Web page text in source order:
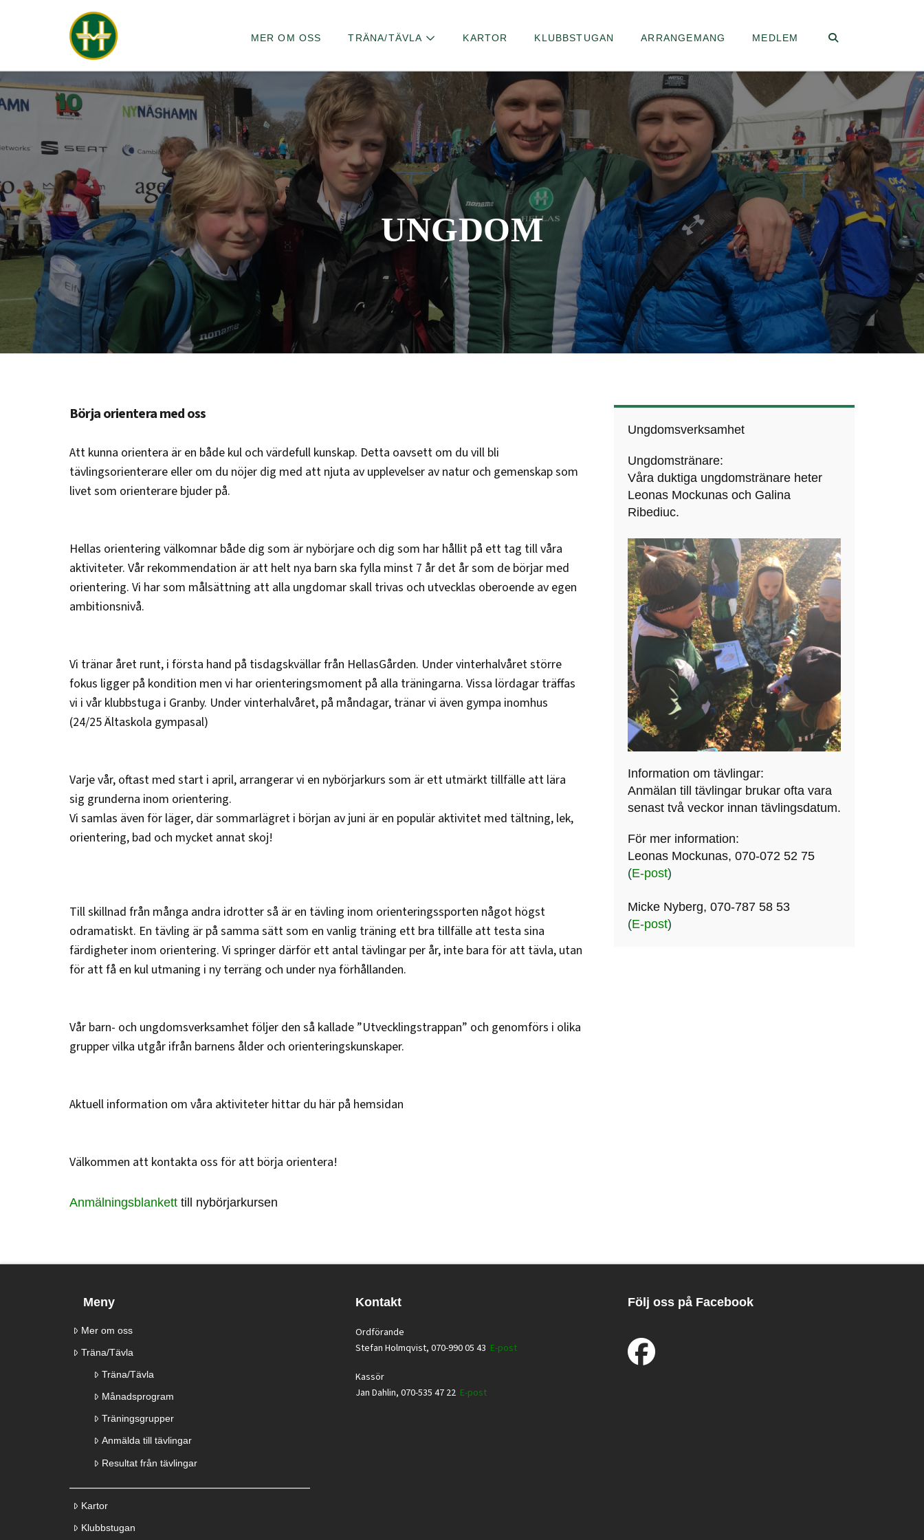
MER OM OSS TRÄNA/TÄVLA KARTOR KLUBBSTUGAN ARRANGEMANG MEDLEM
UNGDOM
Börja orientera med oss
Att kunna orientera är en både kul och värdefull kunskap. Detta oavsett om du vill bli
tävlingsorienterare eller om du nöjer dig med att njuta av upplevelser av natur och gemenskap som
livet som orienterare bjuder på.
Hellas orientering välkomnar både dig som är nybörjare och dig som har hållit på ett tag till våra
aktiviteter. Vår rekommendation är att helt nya barn ska fylla minst 7 år det år som de börjar med
orientering. Vi har som målsättning att alla ungdomar skall trivas och utvecklas oberoende av egen
ambitionsnivå.
Vi tränar året runt, i första hand på tisdagskvällar från HellasGården. Under vinterhalvåret större
fokus ligger på kondition men vi har orienteringsmoment på alla träningarna. Vissa lördagar träffas
vi i vår klubbstuga i Granby. Under vinterhalvåret, på måndagar, tränar vi även gympa inomhus
(24/25 Ältaskola gympasal)
Varje vår, oftast med start i april, arrangerar vi en nybörjarkurs som är ett utmärkt tillfälle att lära
sig grunderna inom orientering.
Vi samlas även för läger, där sommarlägret i början av juni är en populär aktivitet med tältning, lek,
orientering, bad och mycket annat skoj!
Till skillnad från många andra idrotter så är en tävling inom orienteringssporten något högst
odramatiskt. En tävling är på samma sätt som en vanlig träning ett bra tillfälle att testa sina
färdigheter inom orientering. Vi springer därför ett antal tävlingar per år, inte bara för att tävla, utan
för att få en kul utmaning i ny terräng och under nya förhållanden.
Vår barn- och ungdomsverksamhet följer den så kallade ”Utvecklingstrappan” och genomförs i olika
grupper vilka utgår ifrån barnens ålder och orienteringskunskaper.
Aktuell information om våra aktiviteter hittar du här på hemsidan
Välkommen att kontakta oss för att börja orientera!
Anmälningsblankett till nybörjarkursen
Ungdomsverksamhet
Ungdomstränare:
Våra duktiga ungdomstränare heter
Leonas Mockunas och Galina
Ribediuc.
Information om tävlingar:
Anmälan till tävlingar brukar ofta vara
senast två veckor innan tävlingsdatum.
För mer information:
Leonas Mockunas, 070-072 52 75
(E-post)
Micke Nyberg, 070-787 58 53
(E-post)
Meny
Mer om oss
Träna/Tävla
Träna/Tävla
Månadsprogram
Träningsgrupper
Anmälda till tävlingar
Resultat från tävlingar
Kartor
Klubbstugan
Kontakt
Ordförande
Stefan Holmqvist, 070-990 05 43 E-post
Kassör
Jan Dahlin, 070-535 47 22 E-post
Följ oss på Facebook